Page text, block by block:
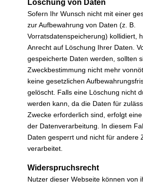
Löschung von Daten
Sofern Ihr Wunsch nicht mit einer
zur Aufbewahrung von Daten (z. B.
Vorratsdatenspeicherung) kollidiert,
Anrecht auf Löschung Ihrer Daten.
gespeicherte Daten werden, sollten
Zweckbestimmung nicht mehr
keine gesetzlichen
gelöscht. Falls eine Löschung nicht
werden kann, da die Daten für
Zwecke erforderlich sind, erfolgt
der Datenverarbeitung. In diesem
Daten gesperrt und nicht für andere
verarbeitet.
Widerspruchsrecht
Nutzer dieser Webseite können von